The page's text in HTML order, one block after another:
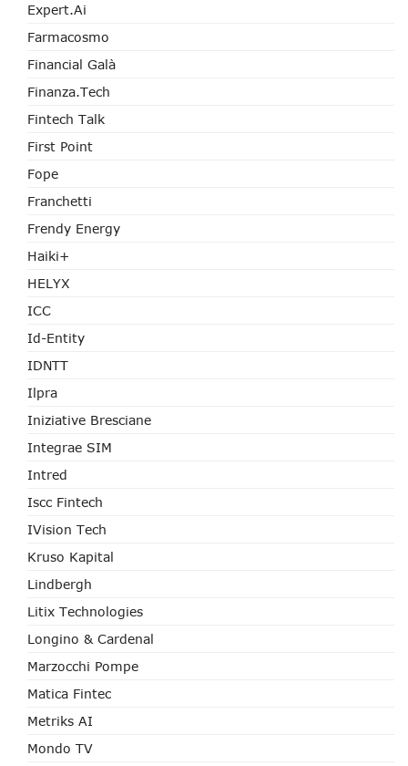
Expert.ai
Farmacosmo
Financial Galà
Finanza.tech
Fintech Talk
First Point
Fope
Franchetti
Frendy Energy
Haiki+
HELYX
ICC
Id-Entity
IDNTT
Ilpra
Iniziative Bresciane
Integrae SIM
Intred
Iscc Fintech
IVision Tech
Kruso Kapital
Lindbergh
Litix Technologies
Longino & Cardenal
Marzocchi Pompe
Matica Fintec
Metriks AI
Mondo TV